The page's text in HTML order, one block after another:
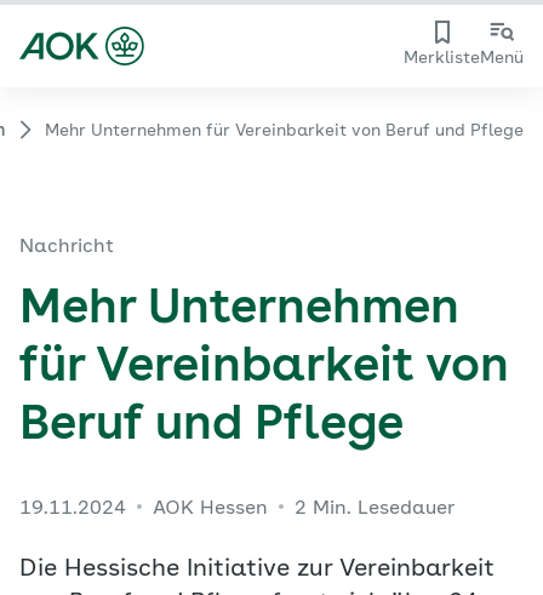
MerklisteMenü
Mehr Unternehmen für Vereinbarkeit von Beruf und Pflege
Nachricht
Mehr Unternehmen
für Vereinbarkeit von
Beruf und Pflege
19.11.2024 AOK Hessen 2 Min. Lesedauer
Die Hessische Initiative zur Vereinbarkeit